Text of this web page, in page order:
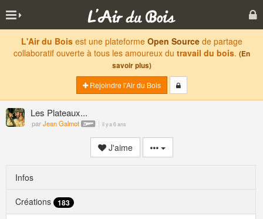
L'Air du Boisest une plateforme Open Sourcede partage
collaboratif ouverte à tous les amoureux du travail du bois. (En
savoir plus)
Rejoindre l'Air du Bois
Les Plateaux...
parJean Galmot il y a 6 ans
J'aime
Infos
Créations 183